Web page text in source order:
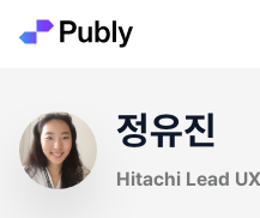
정유진
Hitachi Lead